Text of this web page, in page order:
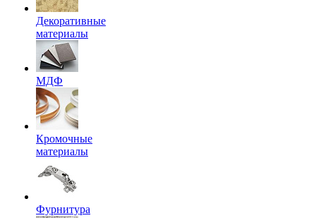
Декоративные
материалы
МДФ
Кромочные
материалы
Фурнитура